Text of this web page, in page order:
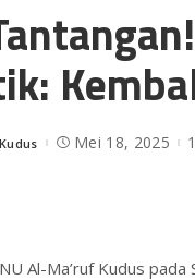
Mei 18, 2025
Al-Ma’ruf Kudus